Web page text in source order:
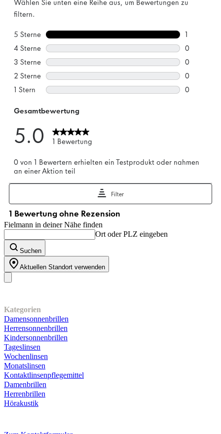
Fielmann in deiner Nähe finden
Ort oder PLZ eingeben
Suchen
Aktuellen Standort verwenden
Kategorien
Damensonnenbrillen
Herrensonnenbrillen
Kindersonnenbrillen
Tageslinsen
Wochenlinsen
Monatslinsen
Kontaktlinsenpflegemittel
Damenbrillen
Herrenbrillen
Hörakustik